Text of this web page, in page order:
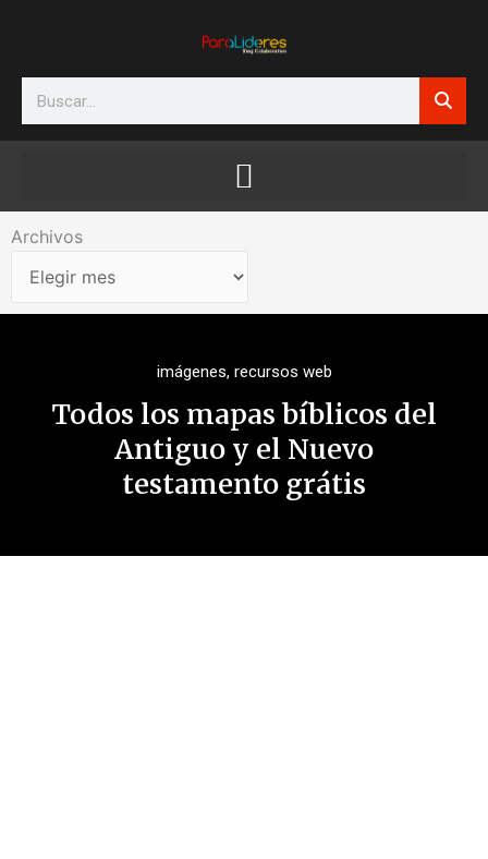
Search
Archivos
Archivos
imágenes, recursos web
Todos los mapas bíblicos del
Antiguo y el Nuevo
testamento grátis